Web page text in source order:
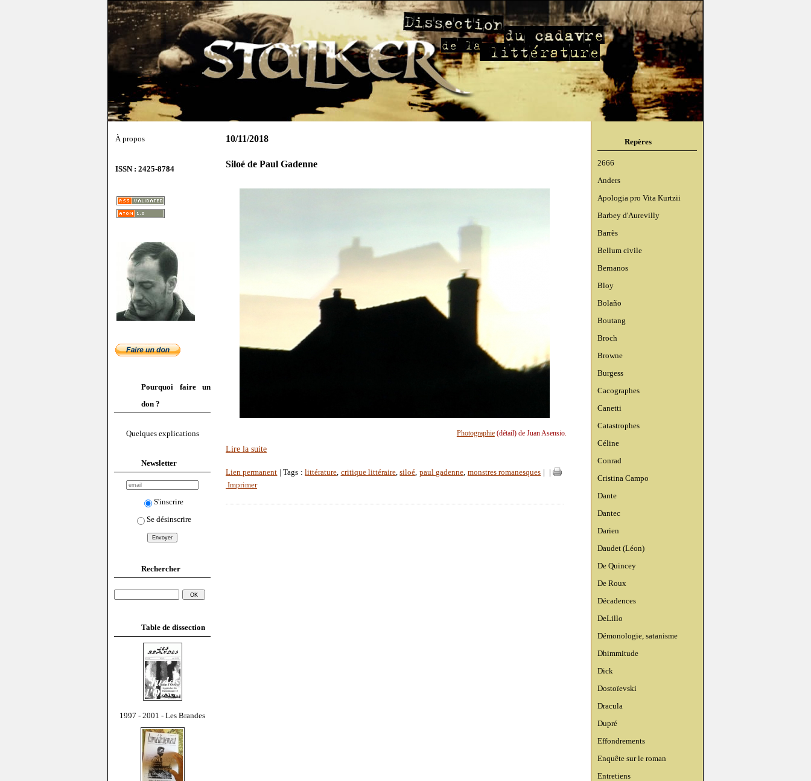
À propos
ISSN : 2425-8784
Pourquoi faire un
don ?
Quelques explications
Newsletter
S'inscrire
Se désinscrire
Rechercher
Table de dissection
1997 - 2001 - Les Brandes
Repères
2666
Anders
Apologia pro Vita Kurtzii
Barbey d'Aurevilly
Barrès
Bellum civile
Bernanos
Bloy
Bolaño
Boutang
Broch
Browne
Burgess
Cacographes
Canetti
Catastrophes
Céline
Conrad
Cristina Campo
Dante
Dantec
Darien
Daudet (Léon)
De Quincey
De Roux
Décadences
DeLillo
Démonologie, satanisme
Dhimmitude
Dick
Dostoïevski
Dracula
Dupré
Effondrements
Enquête sur le roman
Entretiens
10/11/2018
Siloé de Paul Gadenne
Photographie(détail) de Juan Asensio.
Lire la suite
Lien permanent | Tags :littérature, critique littéraire,siloé, paul gadenne, monstres romanesques
Imprimer